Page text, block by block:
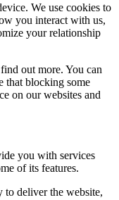
We use cookies to
you interact with us,
your relationship
out more. You can
that blocking some
on our websites and
you with services
of its features.
to deliver the website,